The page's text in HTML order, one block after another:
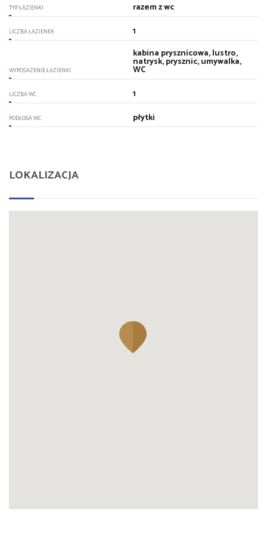
TYP ŁAZIENKI razem z wc
LICZBA ŁAZIENEK 1
WYPOSAŻENIE ŁAZIENKI
kabina prysznicowa, lustro,
natrysk, prysznic, umywalka,
WC
LICZBA WC 1
PODŁOGA WC płytki
LOKALIZACJA